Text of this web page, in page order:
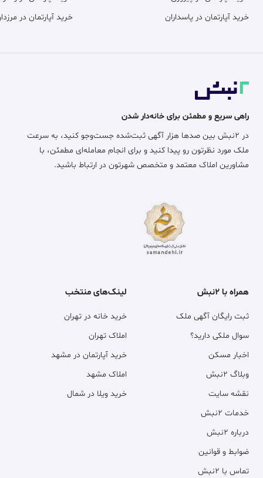
خرید آپارتمان در پاسداران
خرید آپارتمان در
راهی سریع و مطمئن برای خانه‌دار شدن
در ۲نبش بین صدها هزار آگهی ثبت‌شده جست‌وجو کنید، به سرعت
ملک مورد نظرتون رو پیدا کنید و برای انجام معامله‌ای مطمئن، با
مشاورین املاک معتمد و متخصص شهرتون در ارتباط باشید.
همراه با ۲نبش
ثبت رایگان آگهی ملک
سوال ملکی دارید؟
اخبار مسکن
وبلاگ ۲نبش
نقشه سایت
خدمات ۲نبش
درباره ۲نبش
ضوابط و قوانین
تماس با ۲نبش
لینک‌های منتخب
خرید خانه در تهران
املاک تهران
خرید آپارتمان در مشهد
املاک مشهد
خرید ویلا در شمال